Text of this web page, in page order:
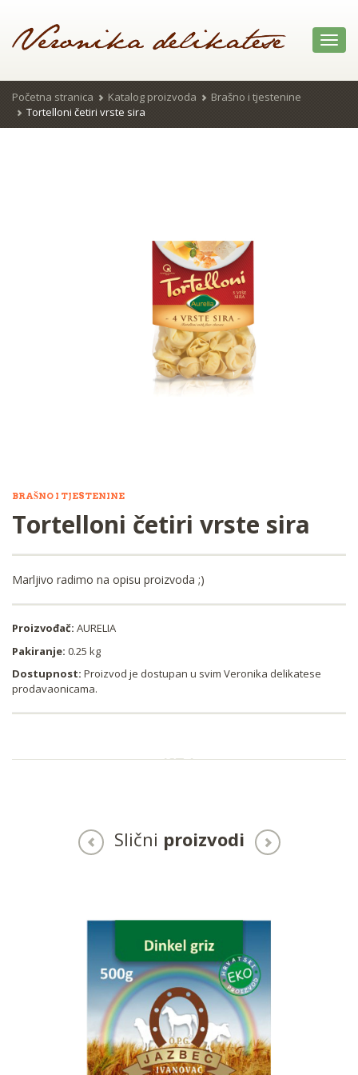
Početna stranica Katalog proizvoda
Brašno i tjestenine
Tortelloni četiri vrste sira
BRAŠNO I TJESTENINE
Tortelloni četiri vrste sira
Marljivo radimo na opisu proizvoda ;)
Proizvođač: AURELIA
Pakiranje: 0.25 kg
Dostupnost: Proizvod je dostupan u svim Veronika delikatese
prodavaonicama.
Slični proizvodi